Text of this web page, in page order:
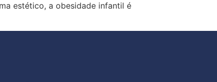
estético, a obesidade infantil é